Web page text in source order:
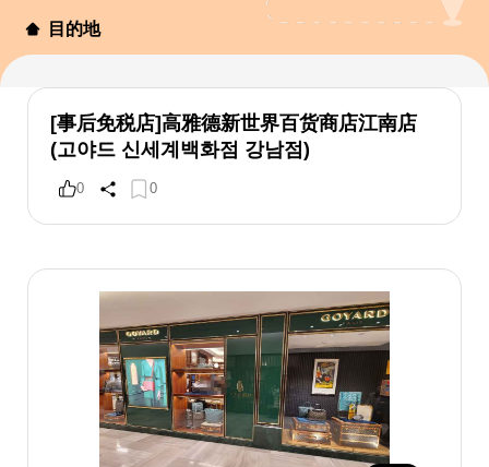
目的地
[事后免税店]高雅德新世界百货商店江南店
(고야드 신세계백화점 강남점)
0 0